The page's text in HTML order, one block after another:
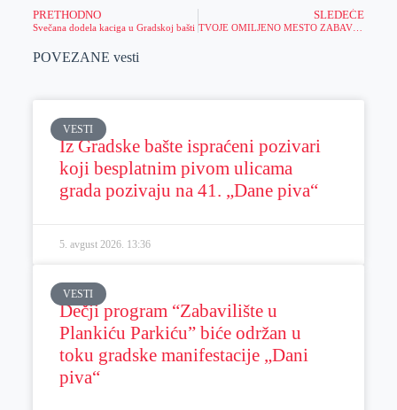
PRETHODNO
Svečana dodela kaciga u Gradskoj bašti
SLEDEĆE
POVEZANE vesti
VESTI
Iz Gradske bašte ispraćeni pozivari
koji besplatnim pivom ulicama
grada pozivaju na 41. „Dane piva“
5. avgust 2026. 13:36
VESTI
Dečji program “Zabavilište u
Plankiću Parkiću” biće održan u
toku gradske manifestacije „Dani
piva“